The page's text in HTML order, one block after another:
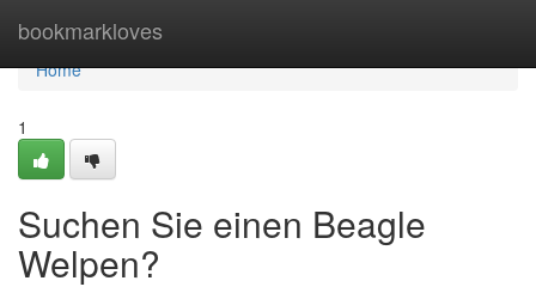
bookmarkloves
Home
Home
1
Suchen Sie einen Beagle
Welpen?